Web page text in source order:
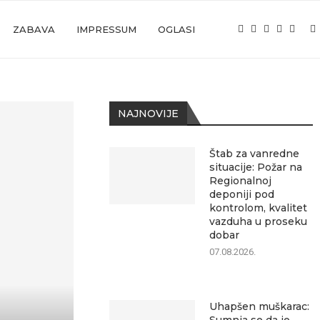
ZABAVA IMPRESSUM OGLASI
NAJNOVIJE
Štab za vanredne
situacije: Požar na
Regionalnoj
deponiji pod
kontrolom, kvalitet
vazduha u proseku
dobar
07.08.2026.
Uhapšen muškarac: